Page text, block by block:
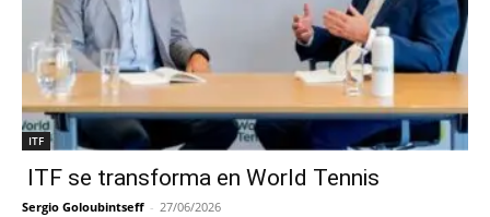
ITF
ITF se transforma en World Tennis
Sergio Goloubintseff - 27/06/2026